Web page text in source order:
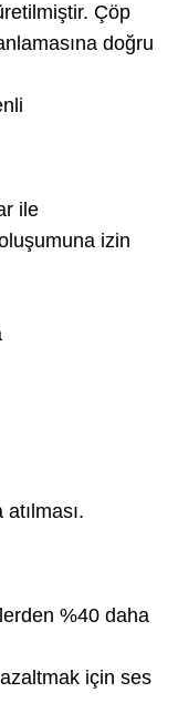
Çöp
doğru
ile
izin
%40 daha
için ses